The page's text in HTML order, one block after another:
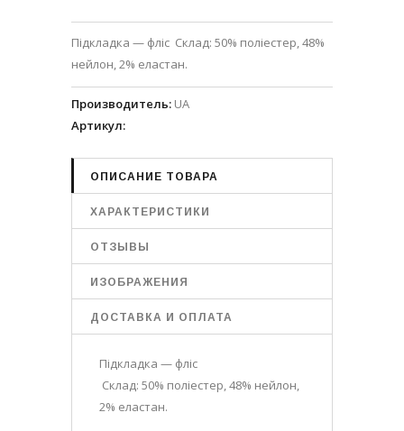
Підкладка — фліс Склад: 50% поліестер, 48%
нейлон, 2% еластан.
Производитель: UA
Артикул:
ОПИСАНИЕ ТОВАРА
ХАРАКТЕРИСТИКИ
ОТЗЫВЫ
ИЗОБРАЖЕНИЯ
ДОСТАВКА И ОПЛАТА
Підкладка — фліс
Склад: 50% поліестер, 48% нейлон,
2% еластан.